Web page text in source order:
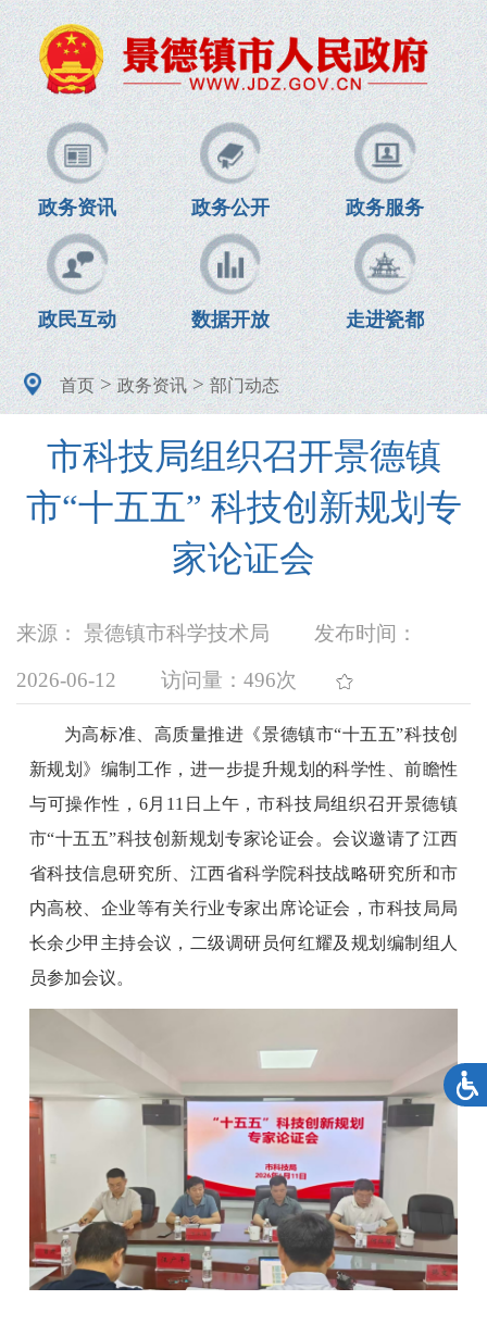
政务资讯 政务公开 政务服务
政民互动 数据开放 走进瓷都
首页>政务资讯>部门动态
市科技局组织召开景德镇
市“十五五” 科技创新规划专
家论证会
来源： 景德镇市科学技术局 发布时间：
2026-06-12 访问量： 496次
为高标准、高质量推进《景德镇市“十五五”科技创
新规划》编制工作，进一步提升规划的科学性、前瞻性
与可操作性，6月11日上午，市科技局组织召开景德镇
市“十五五”科技创新规划专家论证会。会议邀请了江西
省科技信息研究所、江西省科学院科技战略研究所和市
内高校、企业等有关行业专家出席论证会，市科技局局
长余少甲主持会议 ，二级调研员何红耀及规划编制组人
员参加会议。